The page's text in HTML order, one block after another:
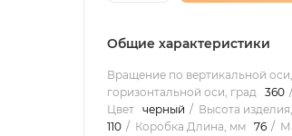
Общие характеристики
Вращение по вертикальной
горизонтальной оси, град
360
Цвет
черный Высота
110
Коробка Длина, мм 76